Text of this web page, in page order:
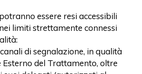
essere resi accessibili
limiti strettamente connessi
di segnalazione, in qualità
Esterno del Trattamento, oltre